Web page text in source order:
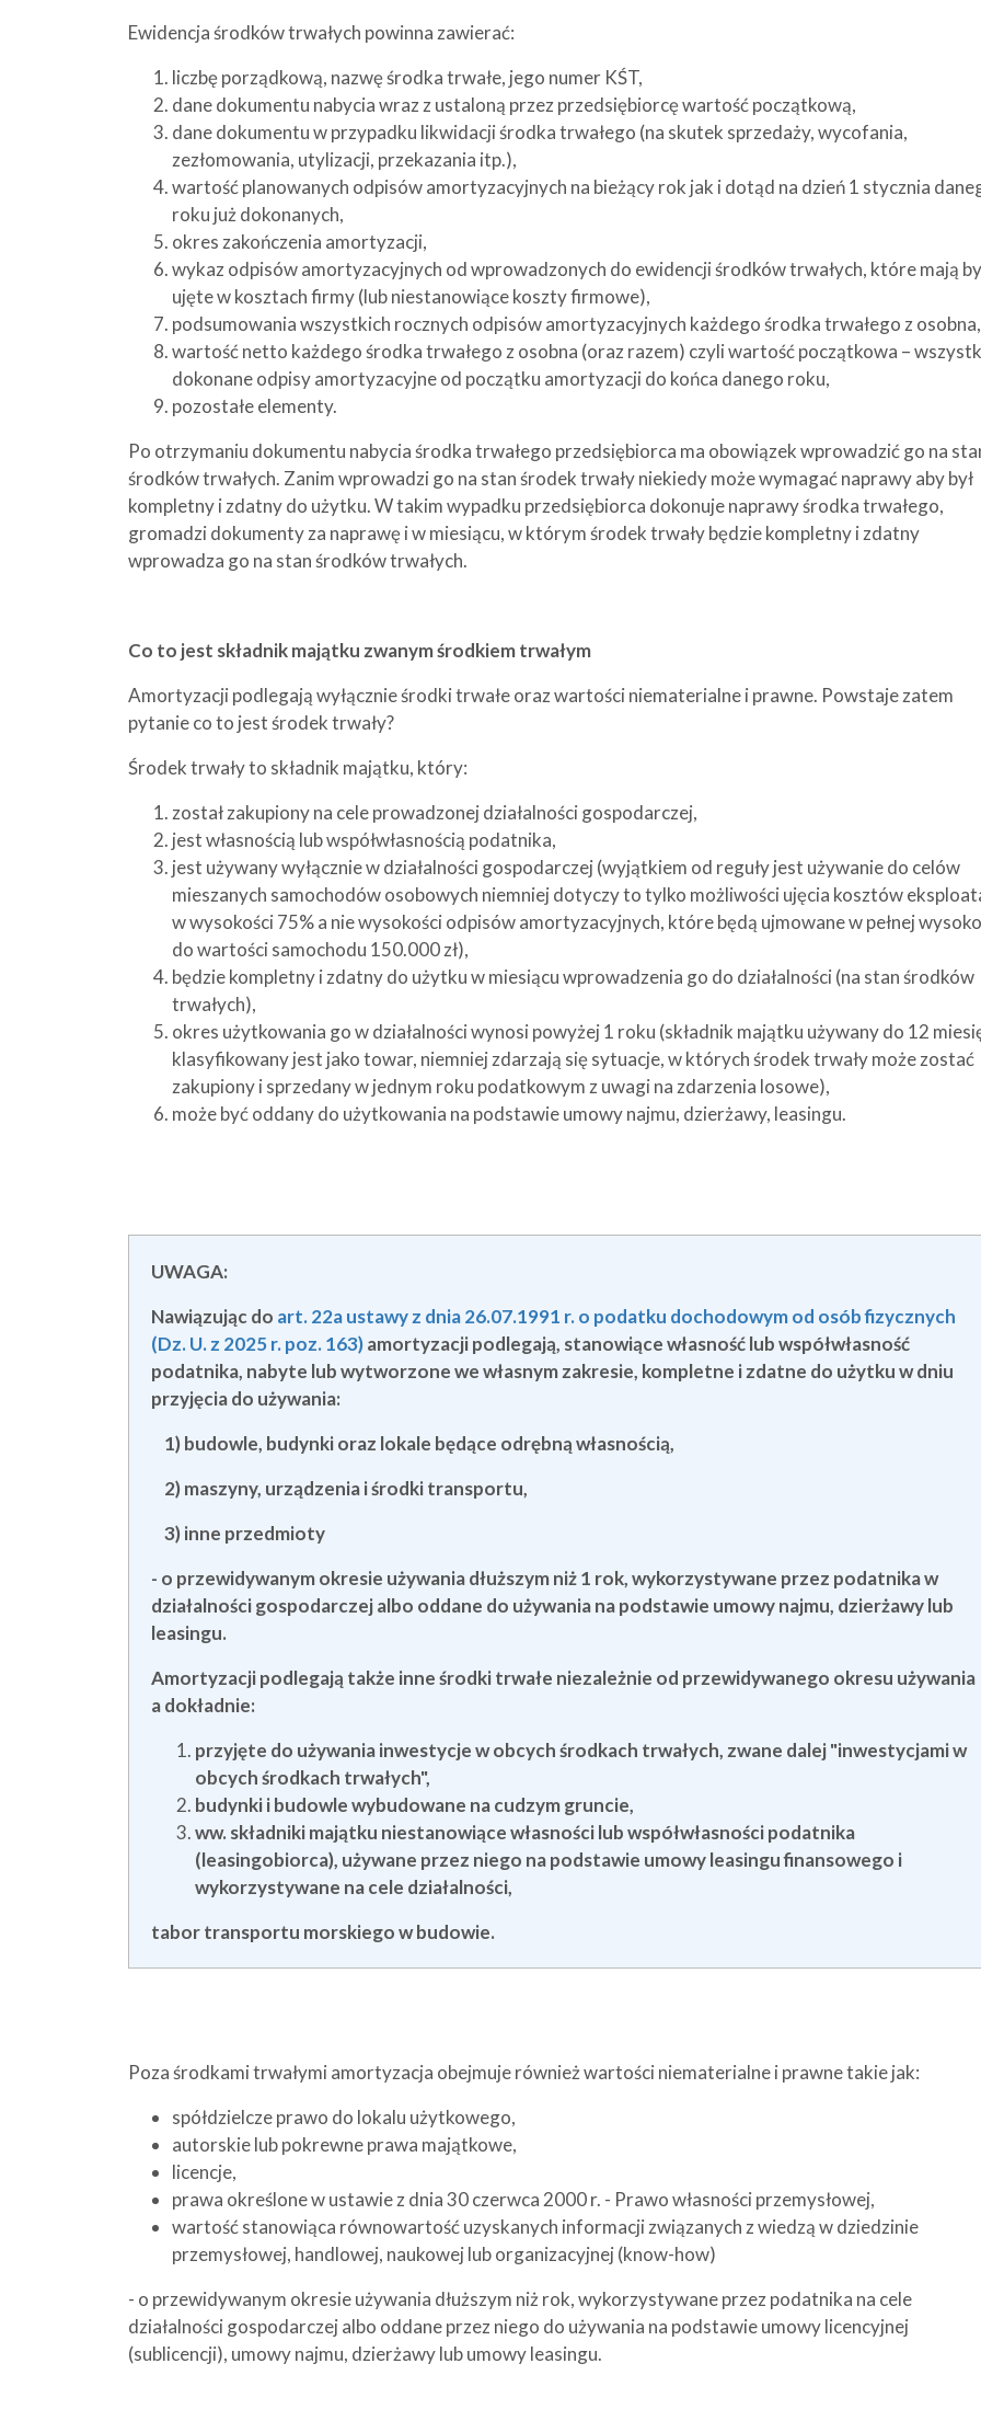
Ewidencja środków trwałych powinna zawierać:
liczbę porządkową, nazwę środka trwałe, jego numer KŚT,
dane dokumentu nabycia wraz z ustaloną przez przedsiębiorcę wartość początkową,
dane dokumentu w przypadku likwidacji środka trwałego (na skutek sprzedaży, wycofania,
zezłomowania, utylizacji, przekazania itp.),
wartość planowanych odpisów amortyzacyjnych na bieżący rok jak i dotąd na dzień 1 stycznia
roku już dokonanych,
okres zakończenia amortyzacji,
wykaz odpisów amortyzacyjnych od wprowadzonych do ewidencji środków trwałych, które mają
ujęte w kosztach firmy (lub niestanowiące koszty firmowe),
podsumowania wszystkich rocznych odpisów amortyzacyjnych każdego środka trwałego z osobna,
wartość netto każdego środka trwałego z osobna (oraz razem) czyli wartość początkowa –
dokonane odpisy amortyzacyjne od początku amortyzacji do końca danego roku,
pozostałe elementy.
Po otrzymaniu dokumentu nabycia środka trwałego przedsiębiorca ma obowiązek wprowadzić go na
środków trwałych. Zanim wprowadzi go na stan środek trwały niekiedy może wymagać naprawy aby był
kompletny i zdatny do użytku. W takim wypadku przedsiębiorca dokonuje naprawy środka trwałego,
gromadzi dokumenty za naprawę i w miesiącu, w którym środek trwały będzie kompletny i zdatny
wprowadza go na stan środków trwałych.
Co to jest składnik majątku zwanym środkiem trwałym
Amortyzacji podlegają wyłącznie środki trwałe oraz wartości niematerialne i prawne. Powstaje zatem
pytanie co to jest środek trwały?
Środek trwały to składnik majątku, który:
został zakupiony na cele prowadzonej działalności gospodarczej,
jest własnością lub współwłasnością podatnika,
jest używany wyłącznie w działalności gospodarczej (wyjątkiem od reguły jest używanie do celów
mieszanych samochodów osobowych niemniej dotyczy to tylko możliwości ujęcia kosztów
w wysokości 75% a nie wysokości odpisów amortyzacyjnych, które będą ujmowane w pełnej
do wartości samochodu 150.000 zł),
będzie kompletny i zdatny do użytku w miesiącu wprowadzenia go do działalności (na stan środków
trwałych),
okres użytkowania go w działalności wynosi powyżej 1 roku (składnik majątku używany do 12
klasyfikowany jest jako towar, niemniej zdarzają się sytuacje, w których środek trwały może zostać
zakupiony i sprzedany w jednym roku podatkowym z uwagi na zdarzenia losowe),
może być oddany do użytkowania na podstawie umowy najmu, dzierżawy, leasingu.
UWAGA:
Nawiązując do art. 22a ustawy z dnia 26.07.1991 r. o podatku dochodowym od osób fizycznych
(Dz. U. z 2025 r. poz. 163)amortyzacji podlegają, stanowiące własność lub współwłasność
podatnika, nabyte lub wytworzone we własnym zakresie, kompletne i zdatne do użytku w dniu
przyjęcia do używania:
1) budowle, budynki oraz lokale będące odrębną własnością,
2) maszyny, urządzenia i środki transportu,
3) inne przedmioty
- o przewidywanym okresie używania dłuższym niż 1 rok, wykorzystywane przez podatnika w
działalności gospodarczej albo oddane do używania na podstawie umowy najmu, dzierżawy lub
leasingu.
Amortyzacji podlegają także inne środki trwałe niezależnie od przewidywanego okresu używania
a dokładnie:
przyjęte do używania inwestycje w obcych środkach trwałych, zwane dalej "inwestycjami w
obcych środkach trwałych",
budynki i budowle wybudowane na cudzym gruncie,
ww. składniki majątku niestanowiące własności lub współwłasności podatnika
(leasingobiorca), używane przez niego na podstawie umowy leasingu finansowego i
wykorzystywane na cele działalności,
tabor transportu morskiego w budowie.
Poza środkami trwałymi amortyzacja obejmuje również wartości niematerialne i prawne takie jak:
spółdzielcze prawo do lokalu użytkowego,
autorskie lub pokrewne prawa majątkowe,
licencje,
prawa określone w ustawie z dnia 30 czerwca 2000 r. - Prawo własności przemysłowej,
wartość stanowiąca równowartość uzyskanych informacji związanych z wiedzą w dziedzinie
przemysłowej, handlowej, naukowej lub organizacyjnej (know-how)
- o przewidywanym okresie używania dłuższym niż rok, wykorzystywane przez podatnika na cele
działalności gospodarczej albo oddane przez niego do używania na podstawie umowy licencyjnej
(sublicencji), umowy najmu, dzierżawy lub umowy leasingu.